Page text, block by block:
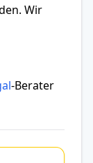
Wir
-Berater